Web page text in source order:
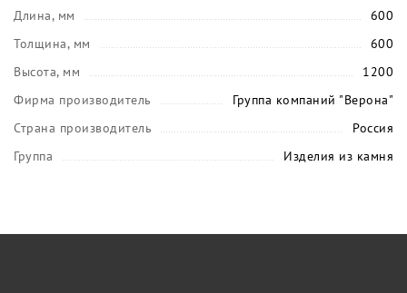
Длина, мм
600
Толщина, мм
600
Высота, мм
1200
Фирма производитель
Группа компаний "Верона"
Страна производитель
Россия
Группа
Изделия из камня